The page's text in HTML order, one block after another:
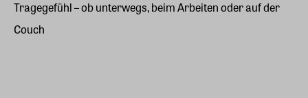
Tragegefühl – ob unterwegs, beim Arbeiten oder auf der
Couch